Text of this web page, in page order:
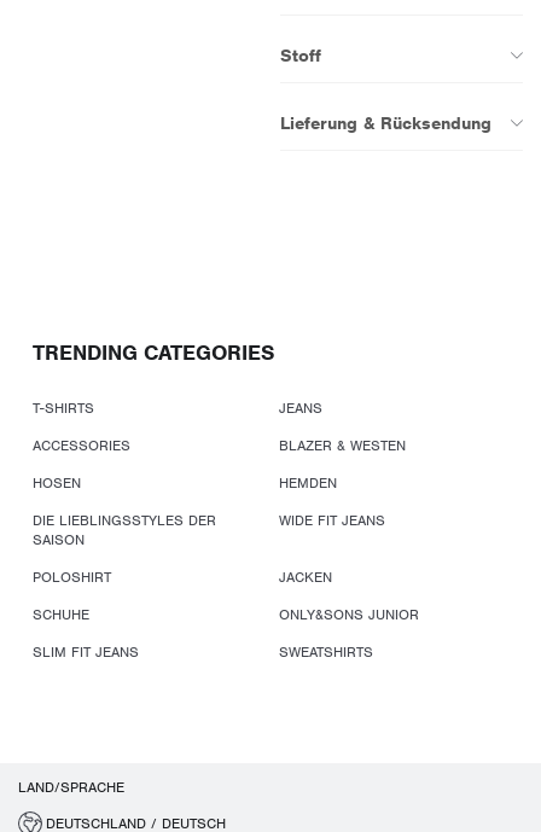
Stoff
Lieferung & Rücksendung
TRENDING CATEGORIES
T-SHIRTS
JEANS
ACCESSORIES
BLAZER & WESTEN
HOSEN
HEMDEN
DIE LIEBLINGSSTYLES DER
SAISON
WIDE FIT JEANS
POLOSHIRT
JACKEN
SCHUHE
ONLY&SONS JUNIOR
SLIM FIT JEANS
SWEATSHIRTS
LAND/SPRACHE
DEUTSCHLAND / DEUTSCH